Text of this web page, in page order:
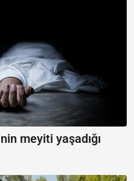
meyiti yaşadığı